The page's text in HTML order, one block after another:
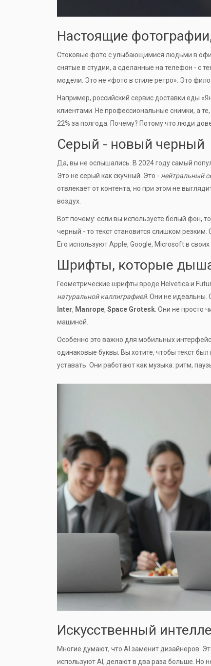
Настоящие
Стоковые фото с улыбающимися людьми в
снятые в студии, а сделанные на телефон - с
модели. Это не «фото в стиле ретро». Это
Например, российский сервис доставки еды
клиентами. Не профессиональные снимки, а
22% за полгода. Почему? Потому что люди
Серый - новый черный
Да, вы не ослышались. В 2024 году самый
Это не серый как скучный. Это - нейтральный
отвлекает от контента, но при этом не
воздух.
Вот почему: если вы используете белый фон,
черный - то текст становится слишком
Его используют Apple, Google, Microsoft в
Шрифты, которые
Геометрические шрифты вроде Helvetica и
натуральной каллиграфией. Они не идеальны.
Inter, Manrope, Space Grotesk . Они не просто
машиной.
Особенно это важно для мобильных
одинаковые буквы. Вы хотите, чтобы текст
уставать. Они работают как музыка: ритм,
Искусственный
Многие думают, что AI заменит дизайнеров.
используют AI, делают в два раза больше. Но